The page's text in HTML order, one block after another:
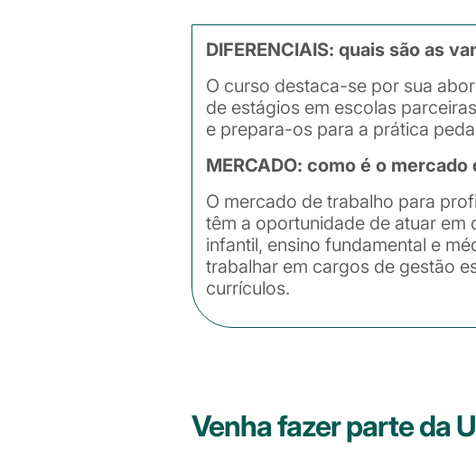
DIFERENCIAIS: quais são as
O curso destaca-se por sua
de estágios em escolas
e prepara-os para a prática
MERCADO: como é o
O mercado de trabalho para
têm a oportunidade de atuar
infantil, ensino fundamental e
trabalhar em cargos de gestão
currículos.
Venha fazer parte da